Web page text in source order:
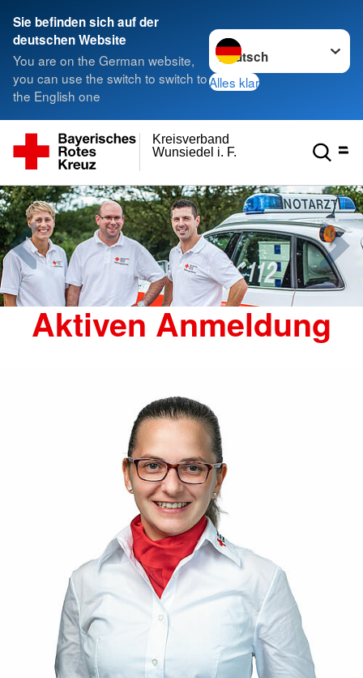
Sie befinden sich auf der
deutschen Website
You are on the German website,
you can use the switch to switch to
the English one
Sprache wechseln zu
Alles klar
Wunsiedel i. F.
Kreisverband
Aktiven Anmeldung